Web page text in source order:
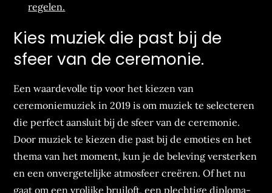
regelen.
Kies muziek die past bij de
sfeer van de ceremonie.
Een waardevolle tip voor het kiezen van
ceremoniemuziek in 2019 is om muziek te selecteren
die perfect aansluit bij de sfeer van de ceremonie.
Door muziek te kiezen die past bij de emoties en het
thema van het moment, kun je de beleving versterken
en een onvergetelijke atmosfeer creëren. Of het nu
gaat om een vrolijke bruiloft, een plechtige diploma-